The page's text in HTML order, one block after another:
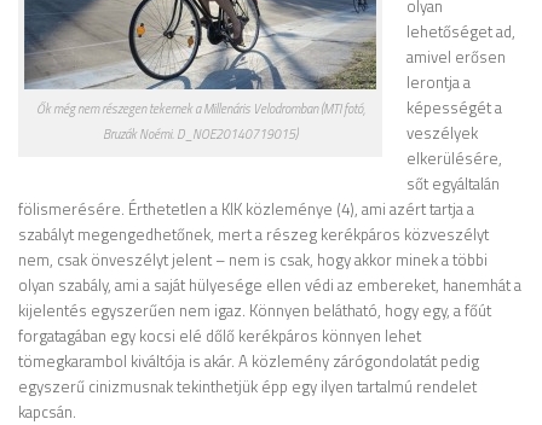
Ők még nem részegen tekernek a Millenáris Velodromban (MTI fotó,
Bruzák Noémi. D_NOE20140719015)
olyan
lehetőséget ad,
amivel erősen
lerontja a
képességét a
veszélyek
elkerülésére,
sőt egyáltalán
fölismerésére. Érthetetlen a KIK közleménye (4), ami azért tartja a
szabályt megengedhetőnek, mert a részeg kerékpáros közveszélyt
nem, csak önveszélyt jelent – nem is csak, hogy akkor minek a többi
olyan szabály, ami a saját hülyesége ellen védi az embereket, hanemhát a
kijelentés egyszerűen nem igaz. Könnyen belátható, hogy egy, a főút
forgatagában egy kocsi elé dőlő kerékpáros könnyen lehet
tömegkarambol kiváltója is akár. A közlemény zárógondolatát pedig
egyszerű cinizmusnak tekinthetjük épp egy ilyen tartalmú rendelet
kapcsán.